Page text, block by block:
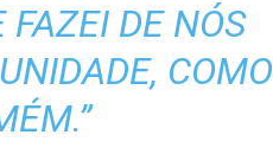
FAZEI DE NÓS
COMO